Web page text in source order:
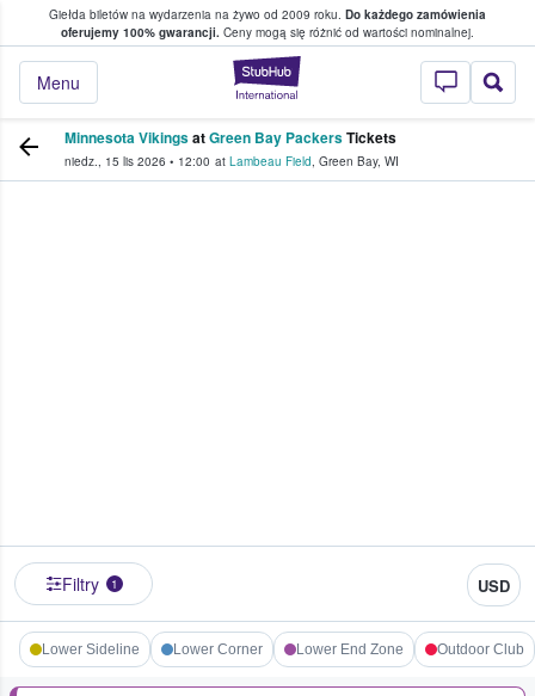
Giełda biletów na wydarzenia na żywo od 2009 roku. Do każdego zamówienia
oferujemy 100% gwarancji. Ceny mogą się różnić od wartości nominalnej.
StubHub —
Menu
w którym fani i kibice kupują i
Minnesota VikingsatGreen Bay PackersTickets
niedz., 15 lis 2026 • 12:00 at Lambeau Field, Green Bay, WI
Filtry 1 USD
Lower Sideline Lower Corner Lower End Zone Outdoor Club